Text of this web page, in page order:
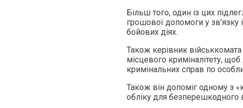
Більш того, один із цих
грошової допомоги у зв’язку
бойових діях.
Також керівник
місцевого криміналітету,
кримінальних справ по
Також він допоміг одному з
обліку для безперешкодного